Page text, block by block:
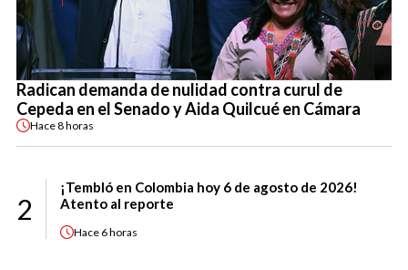
Radican demanda de nulidad contra curul de
Cepeda en el Senado y Aida Quilcué en Cámara
Hace8 horas
2
¡Tembló en Colombia hoy 6 de agosto de 2026!
Atento al reporte
Hace 6 horas